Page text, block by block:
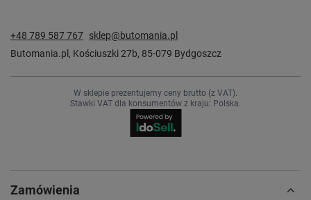
+48 789 587 767 sklep@butomania.pl
Butomania.pl , Kościuszki 27b, 85-079 Bydgoszcz
W sklepie prezentujemy ceny brutto (z VAT).
Stawki VAT dla konsumentów z kraju: Polska.
Zamówienia